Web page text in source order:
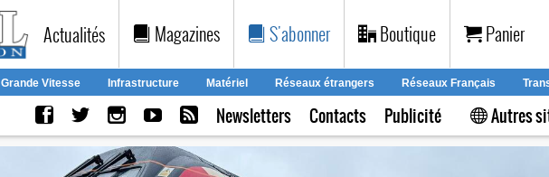
Actualités Magazines S'abonner Boutique Panier
Grande Vitesse Infrastructure Matériel Réseaux étrangers Réseaux Français
Newsletters Contacts Publicité Autres